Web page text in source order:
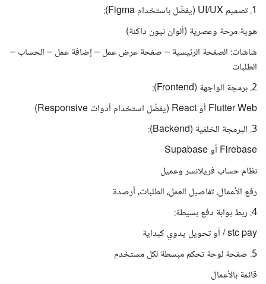
1. تصميم UI/UX (يفضّل باستخدام Figma):
هوية مرحة وعصرية (ألوان نيون داكنة)
شاشات: الصفحة الرئيسية – صفحة عرض عمل – إضافة عمل – الحساب –
الطلبات
2. برمجة الواجهة (Frontend):
Flutter Web أو React (يفضّل استخدام أدوات Responsive)
3. البرمجة الخلفية (Backend):
Firebase أو Supabase
نظام حساب فريلانسر وعميل
رفع الأعمال، تفاصيل العمل، الطلبات، أرصدة
4. ربط بوابة دفع بسيطة:
stc pay / أو تحويل يدوي كبداية
5. صفحة لوحة تحكم مبسطة لكل مستخدم
قائمة بالأعمال